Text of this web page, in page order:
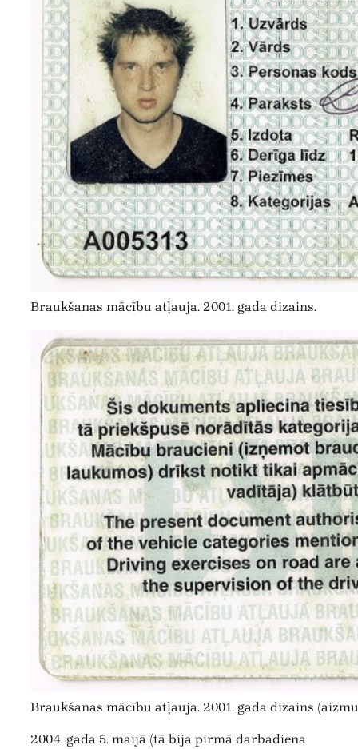
Braukšanas mācību atļauja. 2001. gada dizains.
Braukšanas mācību atļauja. 2001. gada dizains
2004. gada 5. maijā (tā bija pirmā darbadiena